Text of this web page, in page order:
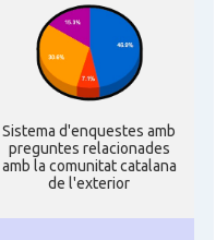
Sistema d'enquestes amb
preguntes relacionades
amb la comunitat catalana
de l'exterior